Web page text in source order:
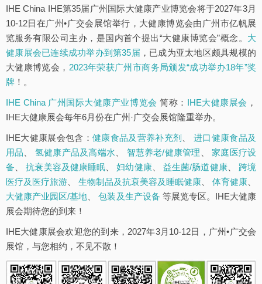
IHE China IHE第35届广州国际大健康产业博览会将于2027年3月
10-12日在广州•广交会展馆举行，大健康博览会由广州市亿帆展
览服务有限公司主办，是国内首个提出“大健康博览会”概念。 大
健康展会已连续成功举办到第35届 ，已成为亚太地区颇具规模的
大健康博览会， 2023年荣获广州市商务局颁发“成功举办18年”奖
牌 ！。
IHE China 广州国际大健康产业博览会 简称： IHE大健康展会 ，
IHE大健康展会每年6月份在广州·广交会展馆隆重举办。
IHE大健康展会包含： 健康食品及营养补充剂 、进口健康食品及
用品
氢健康产品及高端水 智慧养老/健康管理 、家庭医疗设
备 、抗衰美容及健康睡眠 、妇幼健康、 益生菌/肠道健康、 跨境
医疗及医疗旅游
生物制品及抗衰美容及睡眠健康 体育健康
大健康产业园区/基地 、包装及生产设备 等展览专区。IHE大健康
展会期待您的到来！
IHE大健康展会欢迎您的到来，2027年3月10-12日，广州•广交会
展馆，与您相约，不见不散！